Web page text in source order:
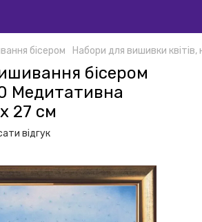
бісером Набори для вишивки
бісером
Медитативна
27 см
відгук